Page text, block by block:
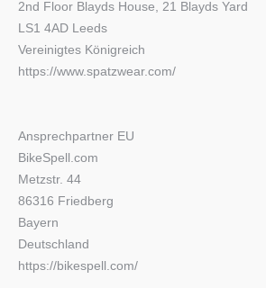
2nd Floor Blayds House, 21 Blayds Yard
LS1 4AD Leeds
Vereinigtes Königreich
https://www.spatzwear.com/
Ansprechpartner EU
BikeSpell.com
Metzstr. 44
86316 Friedberg
Bayern
Deutschland
https://bikespell.com/